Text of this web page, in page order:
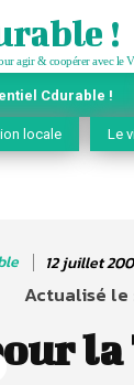
!
agir & coopérer avec le
Cdurable !
locale Le
12 juillet
Actualisé le
la